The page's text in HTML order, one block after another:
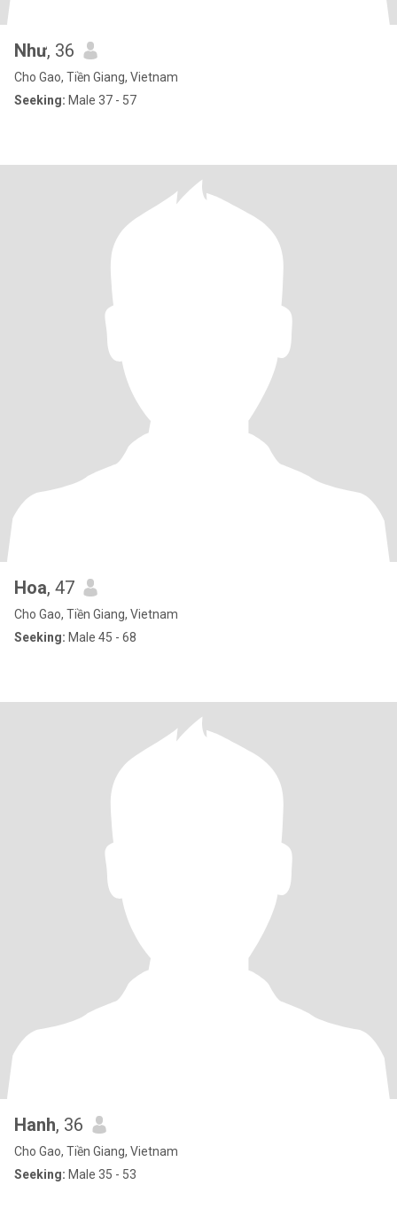
Như, 36
Cho Gao, Tiền Giang, Vietnam
Seeking: Male 37 - 57
Hoa, 47
Cho Gao, Tiền Giang, Vietnam
Seeking: Male 45 - 68
Hanh, 36
Cho Gao, Tiền Giang, Vietnam
Seeking: Male 35 - 53